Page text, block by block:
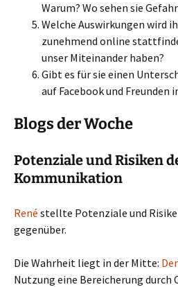
Warum? Wo sehen sie
Welche Auswirkungen wird
zunehmend online
unser Miteinander haben?
Gibt es für sie einen
auf Facebook und Freunden
Blogs der Woche
Potenziale und Risiken
Kommunikation
René stellte Potenziale und
gegenüber.
Die Wahrheit liegt in der Mitte:
Nutzung eine Bereicherung